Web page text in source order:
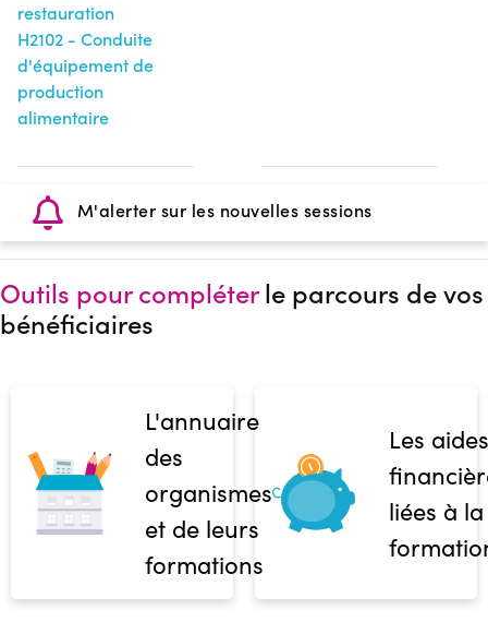
restauration
H2102 - Conduite
d'équipement de
production
alimentaire
M'alerter sur les nouvelles sessions
Outils pour compléterle parcours de vos
bénéficiaires
L'annuaire
des
organismes
et de leurs
formations
Les aides
liées à la